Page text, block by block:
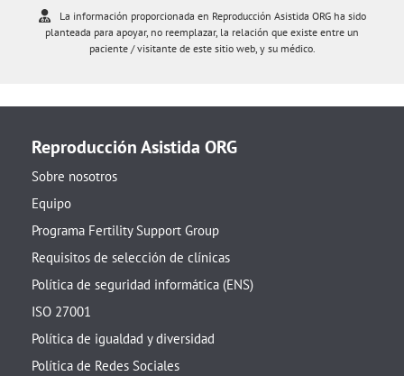
La información proporcionada en Reproducción Asistida ORG ha sido
planteada para apoyar, no reemplazar, la relación que existe entre un
paciente / visitante de este sitio web, y su médico.
Reproducción Asistida ORG
Sobre nosotros
Equipo
Programa Fertility Support Group
Requisitos de selección de clínicas
Política de seguridad informática (ENS)
ISO 27001
Política de igualdad y diversidad
Política de Redes Sociales